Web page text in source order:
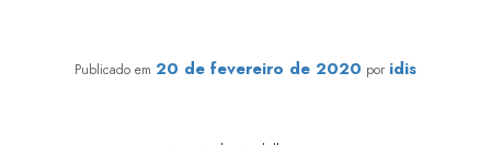
Publicado em 20 de fevereiro de 2020 por idis